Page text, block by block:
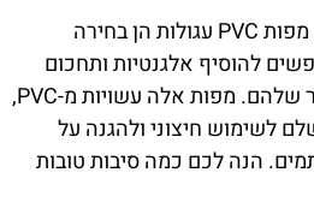
כשזה מגיע לבחירת מפה, מפות PVC עגולות הן בחירה
להוסיף אלגנטיות ותחכום
לחדר האוכל, לסלון ולחצר שלהם. מפות אלה עשויות מ-PVC,
לשימוש חיצוני ולהגנה על
הנה לכם כמה סיבות טובות